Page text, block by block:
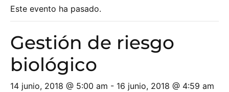
Este evento ha pasado.
Gestión de riesgo
biológico
14 junio, 2018 @ 5:00 am - 16 junio, 2018 @ 4:59 am